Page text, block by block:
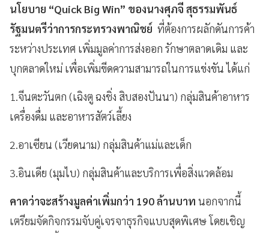
นโยบาย “Quick Big Win” ของนางศุภจี สุธรรมพันธ์
รัฐมนตรีว่าการกระทรวงพาณิชย์ ที่ต้องการผลักดันการค้า
ระหว่างประเทศ เพิ่มมูลค่าการส่งออก รักษาตลาดเดิม และ
บุกตลาดใหม่ เพื่อเพิ่มขีดความสามารถในการแข่งขัน ได้แก่
1.จีนตะวันตก (เฉิงตู ฉงชิ่ง สิบสองปันนา) กลุ่มสินค้าอาหาร
เครื่องดื่ม และอาหารสัตว์เลี้ยง
2.อาเซียน (เวียดนาม) กลุ่มสินค้าแม่และเด็ก
3.อินเดีย (มุมไบ) กลุ่มสินค้าและบริการเพื่อสิ่งแวดล้อม
คาดว่าจะสร้างมูลค่าเพิ่มกว่า 190 ล้านบาท นอกจากนี้
เตรียมจัดกิจกรรมจับคู่เจรจาธุรกิจแบบสุดพิเศษ โดยเชิญ